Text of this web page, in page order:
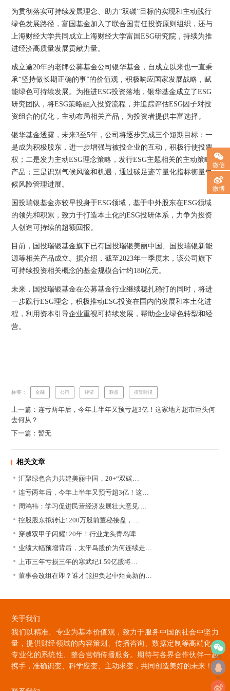
微信
qq
为贯彻落实可持续发展理念、助力“双碳”目标的实现和主动践行
绿色发展路径，富国基金加入了联合国责任投资原则组织，还与
上海财经大学共同成立上海财经大学富国ESG研究院，持续为推
进经济高质量发展贡献力量。
成立逾20年的老牌公募基金公司银华基金，自成立以来也一直秉
承“坚持做长期正确的事”的价值观，积极响应国家发展战略，赋
能绿色可持续发展。为推进ESG投资落地，银华基金成立了ESG
研究团队，将ESG策略融入投资流程，并追踪评估ESG因子对投
资组合的优化，主动布局相关产品，为投资者提供丰富选择。
银华基金透露，未来3至5年，公司将逐步完成三个短期目标：一
是成为积极股东，进一步增强与被投企业的互动，积极行使投票
权；二是发力主动ESG理念策略，发行ESG主题相关的主动策略
产品；三是识别气候风险和机遇，通过碳足迹等量化指标衡量气
候风险管理进展。
国投瑞银基金亦较早投身于ESG领域，基于中外股东在ESG领域
的领先和积累，致力于打造本土化的ESG投研体系，力争为投资
人创造可持续的超额回报。
目前，国投瑞银基金旗下已有国投瑞银美丽中国、国投瑞银新能
源等相关产品成立。据介绍，截至2023年一季度末，该公司旗下
可持续投资相关概念的基金规模合计约180亿元。
未来，国投瑞银基金在公募基金行业继续稳扎稳打的同时，将进
一步践行ESG理念，积极推动ESG投资在国内的发展和本土化进
程，利用资本引导企业重视可持续发展，帮助企业绿色转型和经
营。
标签： 金融 公司 经济 联想 投资时报
上一篇：连亏两年后，今年上半年又预亏超3亿！这家地方超市巨头何
去何从？
下一篇：暂无
相关文章
汇聚绿色合力共建美丽中国，20+“双碳…
连亏两年后，今年上半年又预亏超3亿！这…
周鸿祎：学习促进民营经济发展壮大意见 …
控股股东拟转让1200万股前董秘接盘，…
穿越双甲子闪耀120年！行业龙头青岛啤…
业绩大幅预增背后，太平鸟股价为何连续走…
上市三年亏损三年的寒武纪1.59亿股将…
董事会改组在即？谁才能担负起中炬高新的…
关于我们
我们以精准、专业为基本价值观，致力于服务中国的社会中坚力
量，提供财经领域的内容策划、传播咨询、数据定制等高端化、
专业化的系统性、整合营销传播服务。期待与各界合作伙伴一起
携手，准确识变、科学应变、主动求变，共同创造美好的未来！
微信
微博